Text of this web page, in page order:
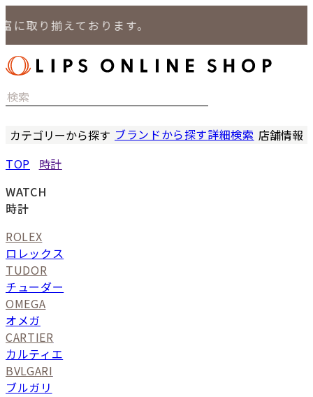
り揃えております。
カテゴリーから探す
バッグ
小物
ジュエリー
セール商品
特集
ブランドから探す詳細検索 店舗情報
TOP
時計
WATCH
時計
ROLEX
ロレックス
TUDOR
チューダー
OMEGA
オメガ
CARTIER
カルティエ
BVLGARI
ブルガリ